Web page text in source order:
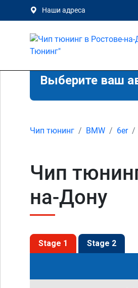
Наши адреса
Выберите ваш
Чип тюнинг BMW 6er
Чип
на-Дону
Stage 1 Stage 2